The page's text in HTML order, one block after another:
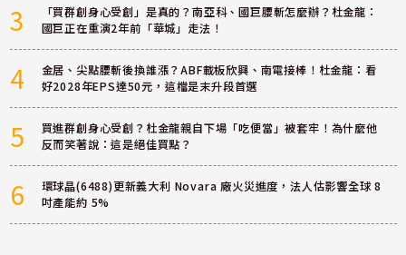
3
「買群創身心受創」是真的？南亞科、國巨腰斬怎麼辦？杜金龍：
國巨正在重演2年前「華城」走法！
4
金居、尖點腰斬後換誰漲？ABF載板欣興、南電接棒！杜金龍：看
好2028年EPS達50元，這檔是末升段首選
5
買進群創身心受創？杜金龍親自下場「吃便當」被套牢！為什麼他
反而笑著說：這是絕佳買點？
6
環球晶(6488)更新義大利 Novara 廠火災進度，法人估影響全球 8
吋產能約 5%